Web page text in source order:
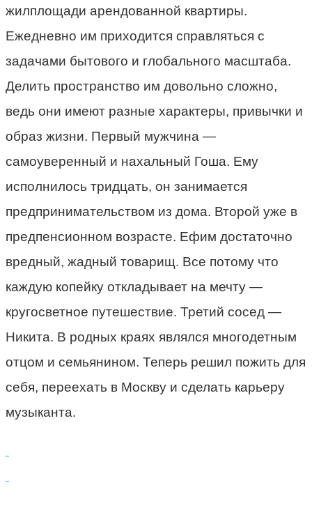
жилплощади арендованной квартиры.
Ежедневно им приходится справляться с
задачами бытового и глобального масштаба.
Делить пространство им довольно сложно,
ведь они имеют разные характеры, привычки и
образ жизни. Первый мужчина —
самоуверенный и нахальный Гоша. Ему
исполнилось тридцать, он занимается
предпринимательством из дома. Второй уже в
предпенсионном возрасте. Ефим достаточно
вредный, жадный товарищ. Все потому что
каждую копейку откладывает на мечту —
кругосветное путешествие. Третий сосед —
Никита. В родных краях являлся многодетным
отцом и семьянином. Теперь решил пожить для
себя, переехать в Москву и сделать карьеру
музыканта.